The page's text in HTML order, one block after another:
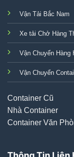
Vận Tải Bắc Nam
Xe tải Chở Hàng
Vận Chuyển Hàng
Vận Chuyển
Container Cũ
Nhà Container
Container Văn